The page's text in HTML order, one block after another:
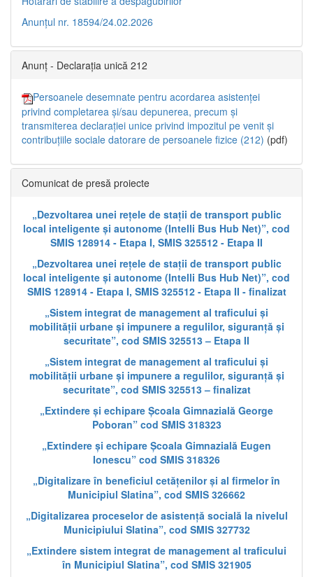
Anunțul nr. 18594/24.02.2026
Anunț - Declarația unică 212
Persoanele desemnate pentru acordarea asistenței
privind completarea și/sau depunerea, precum și
transmiterea declarației unice privind impozitul pe venit și
contribuțiile sociale datorare de persoanele fizice (212) (pdf)
Comunicat de presă proiecte
„Dezvoltarea unei rețele de stații de transport public
local inteligente și autonome (Intelli Bus Hub Net)”, cod
SMIS 128914 - Etapa I, SMIS 325512 - Etapa II
„Dezvoltarea unei rețele de stații de transport public
local inteligente și autonome (Intelli Bus Hub Net)”, cod
SMIS 128914 - Etapa I, SMIS 325512 - Etapa II - finalizat
„Sistem integrat de management al traficului și
mobilității urbane și impunere a regulilor, siguranță și
securitate”, cod SMIS 325513 – Etapa II
„Sistem integrat de management al traficului și
mobilității urbane și impunere a regulilor, siguranță și
securitate”, cod SMIS 325513 – finalizat
„Extindere și echipare Școala Gimnazială George
Poboran” cod SMIS 318323
„Extindere și echipare Școala Gimnazială Eugen
Ionescu” cod SMIS 318326
„Digitalizare în beneficiul cetățenilor și al firmelor în
Municipiul Slatina”, cod SMIS 326662
„Digitalizarea proceselor de asistență socială la nivelul
Municipiului Slatina”, cod SMIS 327732
„Extindere sistem integrat de management al traficului
în Municipiul Slatina”, cod SMIS 321905